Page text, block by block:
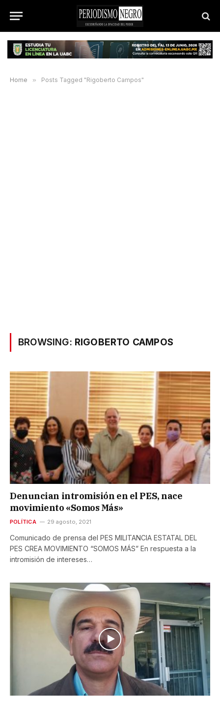
Home » Posts Tagged "Rigoberto Campos"
BROWSING: RIGOBERTO CAMPOS
Denuncian intromisión en el PES, nace
movimiento «Somos Más»
POLÍTICA 29 agosto, 2021
Comunicado de prensa del PES MILITANCIA ESTATAL DEL
PES CREA MOVIMIENTO “SOMOS MÁS” En respuesta a la
intromisión de intereses…